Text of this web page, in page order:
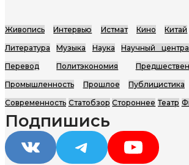
Живопись Интервью Истмат Кино Китай
Литература
Музыка Наука Научный
Перевод
Политэкономия
Промышленность
Прошлое Публицистика
Современность Статобзор Стороннее Театр
Подпишись
VK Telegram